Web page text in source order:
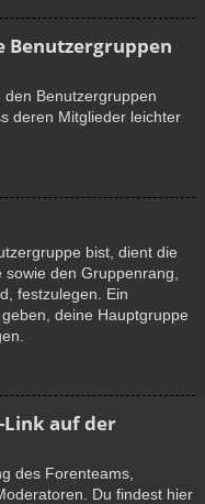
Benutzergruppen
Benutzergruppen
deren Mitglieder leichter
bist, dient die
den Gruppenrang,
festzulegen. Ein
deine Hauptgruppe
Link auf der
des Forenteams,
Du findest hier